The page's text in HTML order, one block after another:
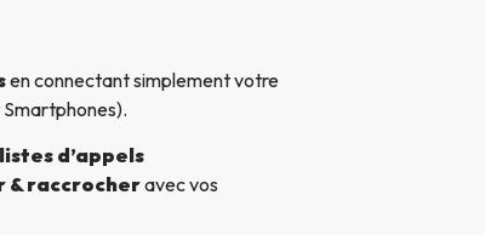
en connectant simplement votre
d’appels
& raccrocheravec vos